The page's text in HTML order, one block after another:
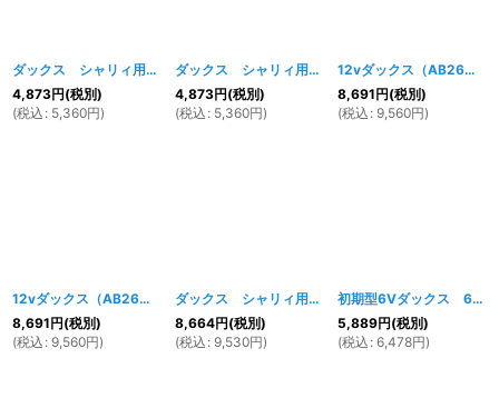
ダックス シャリィ用 スピードメーター ブラック [354w]
4,873円(税別)
(税込 : 5,360円)
ダックス シャリィ用 スピードメーター ホワイト
4,873円(税別)
(税込 : 5,360円)
12vダックス（AB26）シャリータイプ ヘッドライト＆スピードメーターセット ブラック
8,691円(税別)
(税込 : 9,560円)
12vダックス（AB26）シャリータイプヘッドライト＆スピードメーターセット ホワイト
8,691円(税別)
(税込 : 9,560円)
ダックス シャリィ用 デジタルスピードメーター
8,664円(税別)
(税込 : 9,530円)
初期型6Vダックス 6Vシャリィタイプヘッドライト ホワイト
5,889円(税別)
(税込 : 6,478円)